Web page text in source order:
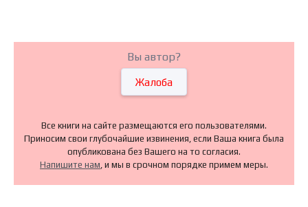
Вы автор?
Жалоба
Все книги на сайте размещаются его пользователями.
Приносим свои глубочайшие извинения, если Ваша книга была
опубликована без Вашего на то согласия.
Напишите нам, и мы в срочном порядке примем меры.